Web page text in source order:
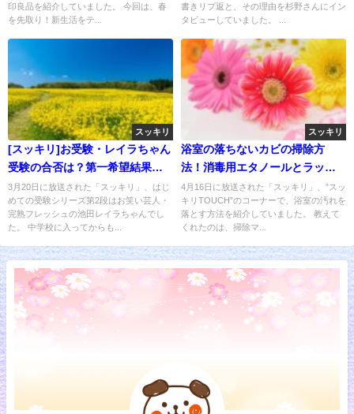
印良品を紹介していました。 今回は、春
を先取り！新生活をテ...
書きリプ返と、その理由を杉野さんにイン
タビューしていました。 ...
スッキリ
[スッキリ]お受験・レイラちゃん
受験の合否は？第一希望結果発
表
3月20日に放送された「スッキリ」、はじ
めての受験シリーズ第2段はお笑い芸人・
完熟フレッシュの池田レイラちゃんでし
た。 中学校に入ってからも...
スッキリ
浴室の落ちないカビの掃除方
法！消毒用エタノールとラップ
が有効
4月16日に放送された「スッキリ」、”スッ
キリTOUCH”のコーナーで、浴室の汚れを
落とす方法を紹介していました。 教えて
くれたのは、掃除マ...